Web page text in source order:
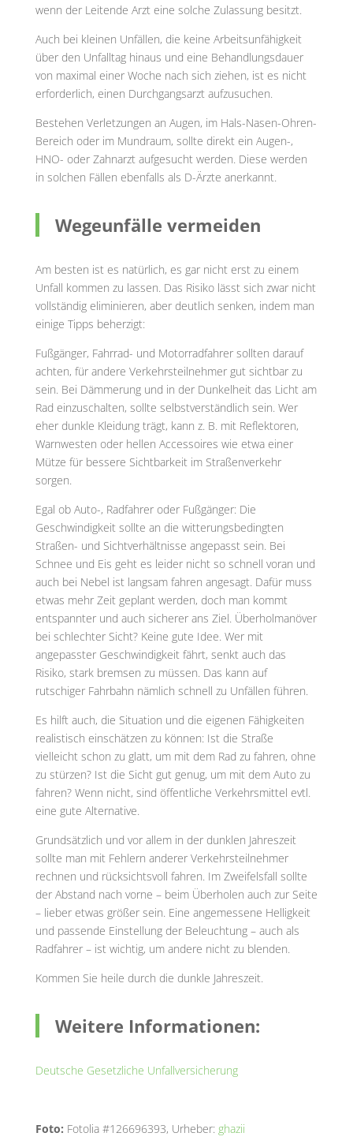
wenn der Leitende Arzt eine solche Zulassung besitzt.
Auch bei kleinen Unfällen, die keine Arbeitsunfähigkeit
über den Unfalltag hinaus und eine Behandlungsdauer
von maximal einer Woche nach sich ziehen, ist es nicht
erforderlich, einen Durchgangsarzt aufzusuchen.
Bestehen Verletzungen an Augen, im Hals-Nasen-Ohren-
Bereich oder im Mundraum, sollte direkt ein Augen-,
HNO- oder Zahnarzt aufgesucht werden. Diese werden
in solchen Fällen ebenfalls als D-Ärzte anerkannt.
Wegeunfälle vermeiden
Am besten ist es natürlich, es gar nicht erst zu einem
Unfall kommen zu lassen. Das Risiko lässt sich zwar nicht
vollständig eliminieren, aber deutlich senken, indem man
einige Tipps beherzigt:
Fußgänger, Fahrrad- und Motorradfahrer sollten darauf
achten, für andere Verkehrsteilnehmer gut sichtbar zu
sein. Bei Dämmerung und in der Dunkelheit das Licht am
Rad einzuschalten, sollte selbstverständlich sein. Wer
eher dunkle Kleidung trägt, kann z. B. mit Reflektoren,
Warnwesten oder hellen Accessoires wie etwa einer
Mütze für bessere Sichtbarkeit im Straßenverkehr
sorgen.
Egal ob Auto-, Radfahrer oder Fußgänger: Die
Geschwindigkeit sollte an die witterungsbedingten
Straßen- und Sichtverhältnisse angepasst sein. Bei
Schnee und Eis geht es leider nicht so schnell voran und
auch bei Nebel ist langsam fahren angesagt. Dafür muss
etwas mehr Zeit geplant werden, doch man kommt
entspannter und auch sicherer ans Ziel. Überholmanöver
bei schlechter Sicht? Keine gute Idee. Wer mit
angepasster Geschwindigkeit fährt, senkt auch das
Risiko, stark bremsen zu müssen. Das kann auf
rutschiger Fahrbahn nämlich schnell zu Unfällen führen.
Es hilft auch, die Situation und die eigenen Fähigkeiten
realistisch einschätzen zu können: Ist die Straße
vielleicht schon zu glatt, um mit dem Rad zu fahren, ohne
zu stürzen? Ist die Sicht gut genug, um mit dem Auto zu
fahren? Wenn nicht, sind öffentliche Verkehrsmittel evtl.
eine gute Alternative.
Grundsätzlich und vor allem in der dunklen Jahreszeit
sollte man mit Fehlern anderer Verkehrsteilnehmer
rechnen und rücksichtsvoll fahren. Im Zweifelsfall sollte
der Abstand nach vorne – beim Überholen auch zur Seite
– lieber etwas größer sein. Eine angemessene Helligkeit
und passende Einstellung der Beleuchtung – auch als
Radfahrer – ist wichtig, um andere nicht zu blenden.
Kommen Sie heile durch die dunkle Jahreszeit.
Weitere Informationen:
Deutsche Gesetzliche Unfallversicherung
Foto: Fotolia #126696393, Urheber: ghazii